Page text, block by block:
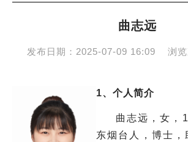
曲志远
发布日期： 2025-07-09 16:09 浏览
1、个人简介
曲志远，女，
东烟台人，博士，